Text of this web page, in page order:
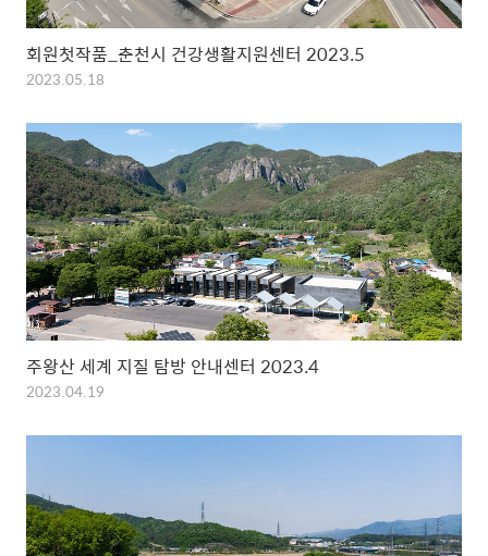
회원첫작품_춘천시 건강생활지원센터 2023.5
2023.05.18
주왕산 세계 지질 탐방 안내센터 2023.4
2023.04.19